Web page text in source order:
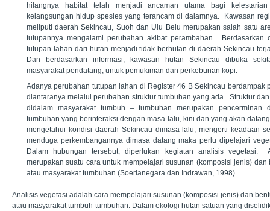
hilangnya habitat telah menjadi ancaman utama bagi
kelangsungan hidup spesies yang terancam di dalamnya. Kawasan
meliputi daerah Sekincau, Suoh dan Ulu Belu merupakan salah satu
tutupannya mengalami perubahan akibat perambahan. Berdasarkan
tutupan lahan dari hutan menjadi tidak berhutan di daerah Sekincau
Dan berdasarkan informasi, kawasan hutan Sekincau dibuka
masyarakat pendatang, untuk pemukiman dan perkebunan kopi.
Adanya perubahan tutupan lahan di Register 46 B Sekincau berdampak
diantaranya melalui perubahan struktur tumbuhan yang ada. Struktur
didalam masyarakat tumbuh – tumbuhan merupakan pencerminan
tumbuhan yang berinteraksi dengan masa lalu, kini dan yang akan
mengetahui kondisi daerah Sekincau dimasa lalu, mengerti keadaan
menduga perkembangannya dimasa datang maka perlu dipelajari
Dalam hubungan tersebut, diperlukan kegiatan analisis vegetasi.
merupakan suatu cara untuk mempelajari susunan (komposisi jenis) dan
atau masyarakat tumbuhan (Soerianegara dan Indrawan, 1998).
Analisis vegetasi adalah cara mempelajari susunan (komposisi jenis) dan
atau masyarakat tumbuh-tumbuhan. Dalam ekologi hutan satuan yang